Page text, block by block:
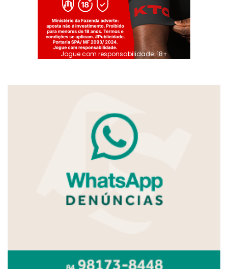
Jogue com responsabilidade. 18+